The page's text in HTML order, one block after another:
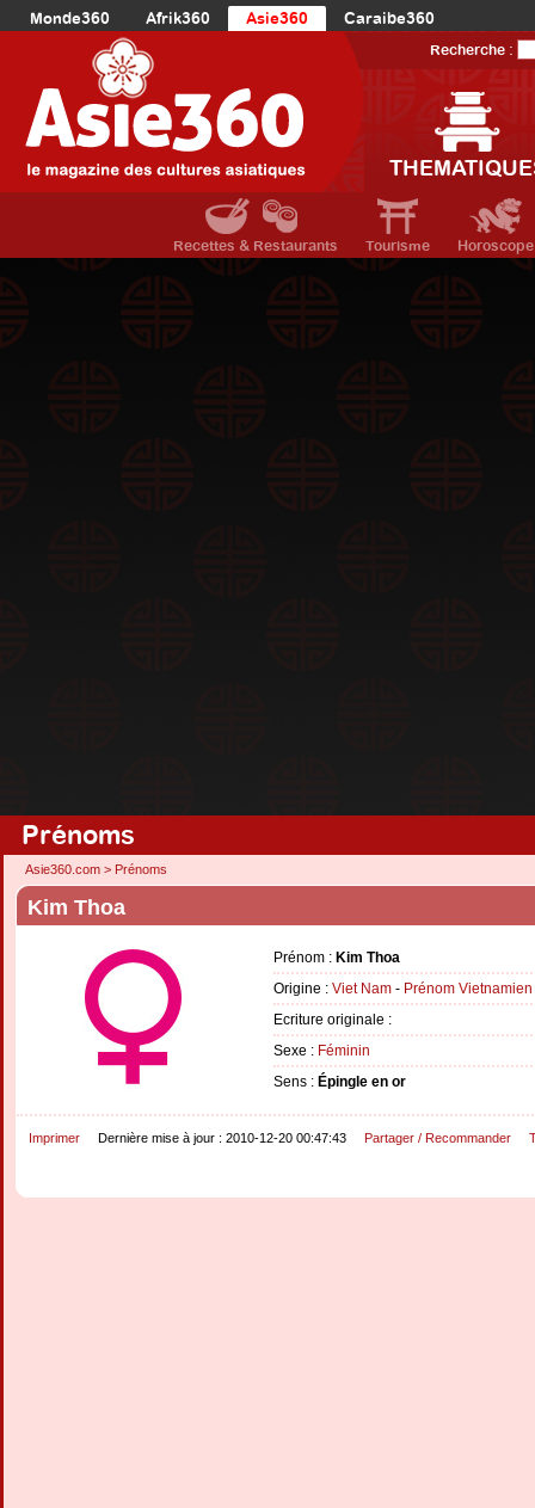
Monde360 Afrik360 Asie360
Caraibe360
Europe360
AmériqueDuNord360
Océanie360
Recherche :
Recettes & Restaurants Tourisme Horoscope
Prénoms
Asie360.com > Prénoms
Kim Thoa
Prénom : Kim Thoa
Origine : Viet Nam - Prénom Vietnamien
Ecriture originale :
Sexe : Féminin
Sens : Épingle en or
Imprimer Dernière mise à jour : 2010-12-20 00:47:43 Partager / Recommander